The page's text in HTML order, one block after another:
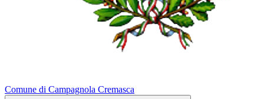
Comune di Campagnola Cremasca